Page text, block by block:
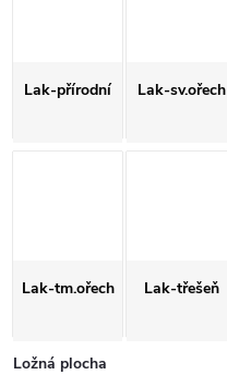
Lak-přírodní Lak-sv.ořech
Lak-tm.ořech Lak-třešeň
Ložná plocha